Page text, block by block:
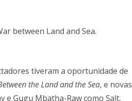
tiveram a oportunidade de
the Land and the Sea, e novas
e Gugu Mbatha-Raw como Salt.